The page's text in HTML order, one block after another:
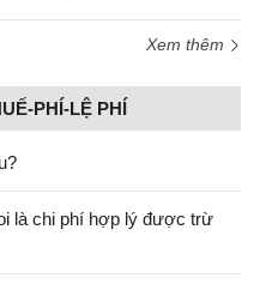
Xem thêm
PHÍ-LỆ PHÍ
là chi phí hợp lý được trừ